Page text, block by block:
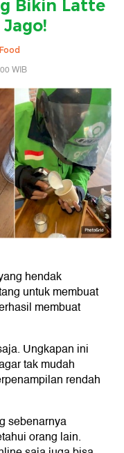
Bikin Latte
WIB
hendak
untuk membuat
membuat
Ungkapan ini
tak mudah
rendah
sebenarnya
orang lain.